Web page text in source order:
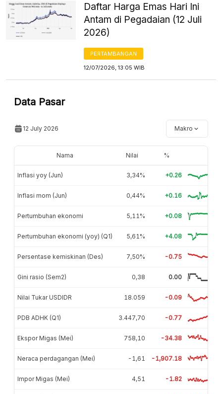
Daftar Harga Emas Hari Ini
Antam di Pegadaian (12 Juli
2026)
PERTAMBANGAN
12/07/2026, 13:05 WIB
Data Pasar
12 July 2026 Makro
Nama Nilai %
Inflasi yoy (Jun) 3,34% +0.26
Inflasi mom (Jun) 0,44% +0.16
Pertumbuhan ekonomi 5,11% +0.08
Pertumbuhan ekonomi (yoy) (Q1) 5,61% +4.08
Persentase kemiskinan (Des) 7,50% -0.75
Gini rasio (Sem2) 0,38 0.00
Nilai Tukar USDIDR 18.059 -0.09
PDB ADHK (Q1) 3.447,70 -0.77
Ekspor Migas (Mei) 758,10 -34.38
Neraca perdagangan (Mei) -1,61 -1,907.18
Impor Migas (Mei) 4,51 -1.82